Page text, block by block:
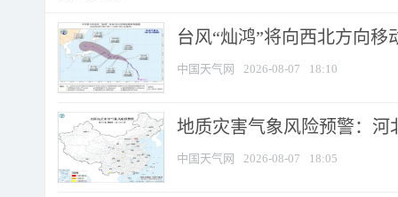
台风“灿鸿”将向西北方向移
中国天气网 2026-08-07 18:10
地质灾害气象风险预警：河
中国天气网 2026-08-07 18:05